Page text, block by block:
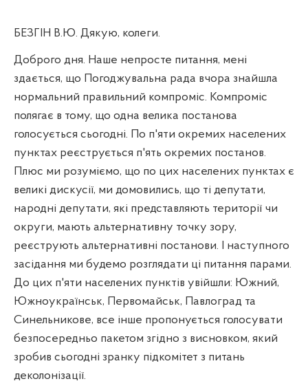
БЕЗГІН В.Ю. Дякую, колеги.
Доброго дня. Наше непросте питання, мені
здається, що Погоджувальна рада вчора знайшла
нормальний правильний компроміс. Компроміс
полягає в тому, що одна велика постанова
голосується сьогодні. По п'яти окремих населених
пунктах реєструється п'ять окремих постанов.
Плюс ми розуміємо, що по цих населених пунктах є
великі дискусії, ми домовились, що ті депутати,
народні депутати, які представляють території чи
округи, мають альтернативну точку зору,
реєструють альтернативні постанови. І наступного
засідання ми будемо розглядати ці питання парами.
До цих п'яти населених пунктів увійшли: Южний,
Южноукраїнськ, Первомайськ, Павлоград та
Синельникове, все інше пропонується голосувати
безпосередньо пакетом згідно з висновком, який
зробив сьогодні зранку підкомітет з питань
деколонізації.